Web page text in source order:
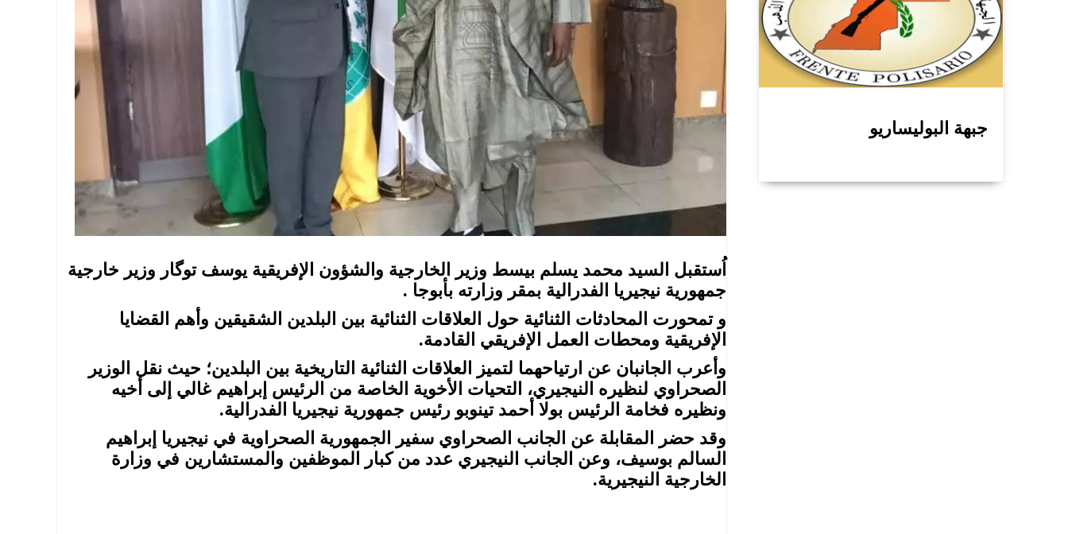
اُستقبل السيد محمد يسلم بيسط وزير الخارجية والشؤون الإفريقية يوسف توگار وزير خارجية
جمهورية نيجيريا الفدرالية بمقر وزارته بأبوجا .
و تمحورت المحادثات الثنائية حول العلاقات الثنائية بين البلدين الشقيقين وأهم القضايا
الإفريقية ومحطات العمل الإفريقي القادمة.
وأعرب الجانبان عن ارتياحهما لتميز العلاقات الثنائية التاريخية بين البلدين؛ حيث نقل الوزير
الصحراوي لنظيره النيجيري، التحيات الأخوية الخاصة من الرئيس إبراهيم غالي إلى أخيه
ونظيره فخامة الرئيس بولا أحمد تينوبو رئيس جمهورية نيجيريا الفدرالية.
وقد حضر المقابلة عن الجانب الصحراوي سفير الجمهورية الصحراوية في نيجيريا إبراهيم
السالم بوسيف، وعن الجانب النيجيري عدد من كبار الموظفين والمستشارين في وزارة
الخارجية النيجيرية.
جبهة البوليساريو